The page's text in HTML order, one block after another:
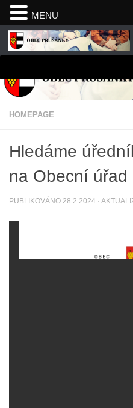
Skip to content
HOMEPAGE
Hledáme
na Obecní úřad
PUBLIKOVÁNO 28.2.2024 ·
MENU